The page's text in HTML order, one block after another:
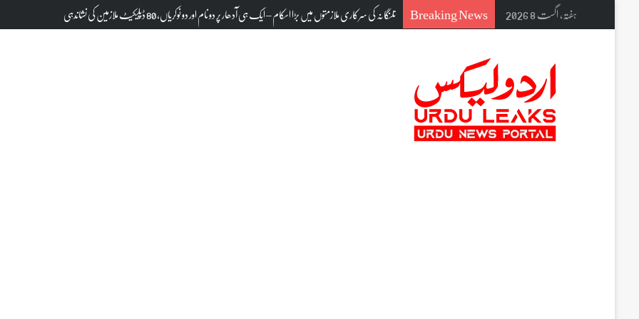
ہفتہ, اگست 8 2026 Breaking News تلنگانہ کی سرکاری ملازمتوں میں بڑا اسکام – ایک ہی آدھار پر دو نام اور دو نوکریاں، 80 ڈپلیکیٹ ملازمین کی نشاندہی